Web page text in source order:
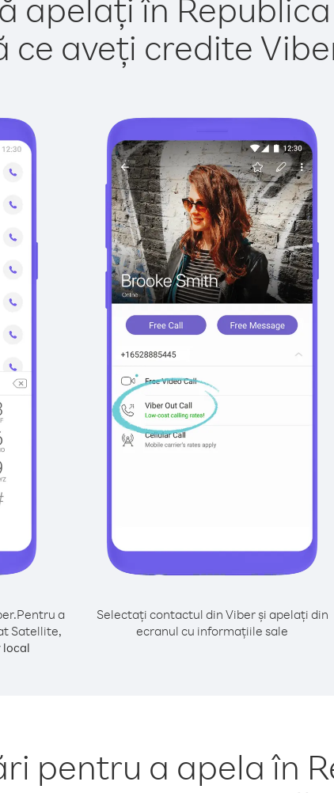
ce aveți credite
Pentru a
Satellite,
local
Selectați contactul din Viber și apelați din
ecranul cu informațiile sale
pentru a apela în